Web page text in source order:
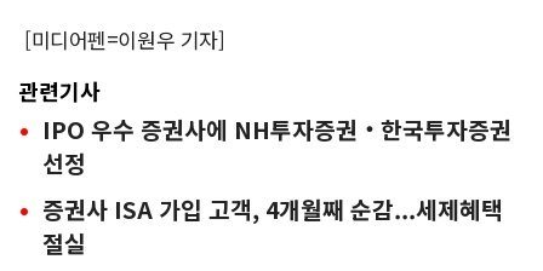
[미디어펜=이원우 기자]
관련기사
IPO 우수 증권사에 NH투자증권‧한국투자증권
선정
증권사 ISA 가입 고객, 4개월째 순감...세제혜택
절실